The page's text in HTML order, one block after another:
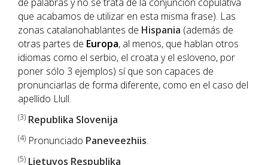
que acabamos de utilizar en esta misma frase). Las
zonas catalanohablantes de Hispania (además de
otras partes de Europa, al menos, que hablan otros
idiomas como el serbio, el croata y el esloveno, por
poner sólo 3 ejemplos) sí que son capaces de
pronunciarlas de forma diferente, como en el caso del
apellido Llull.
(3) Republika Slovenija
(4) Pronunciado Paneveezhiis.
(5) Lietuvos Respublika